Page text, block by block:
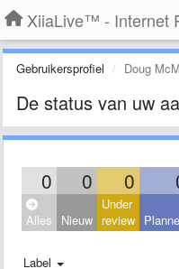
XiiaLive™ - Internet
Gebruikersprofiel Doug
De status van uw
0 0 0
Alles Nieuw
Under
review
Label